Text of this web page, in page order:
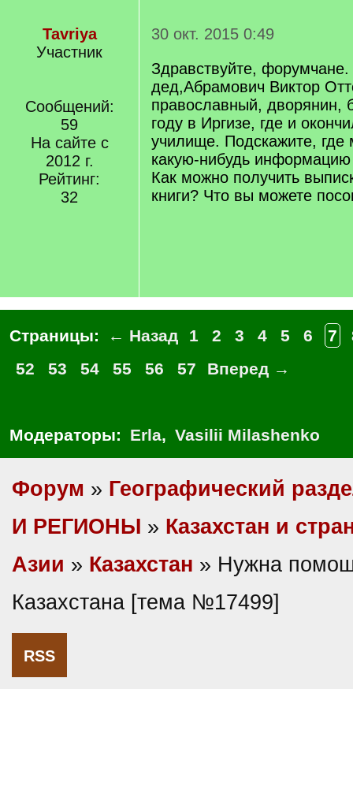
Tavriya
Участник
Сообщений:
59
На сайте с
2012 г.
Рейтинг:
32
30 окт. 2015 0:49
Здравствуйте,
дед,Абрамович Виктор
православный, дворянин,
году в Иргизе, где и
училище. Подскажите, где
какую-нибудь информацию
Как можно получить
книги? Что вы можете
Страницы: ← Назад 1 2 3 4 5 6 7
52
53 54 55 56 57 Вперед →
Модераторы: Erla, Vasilii Milashenko
Форум » Географический
И РЕГИОНЫ » Казахстан и
Азии » Казахстан » Нужна
Казахстана [тема №17499]
RSS